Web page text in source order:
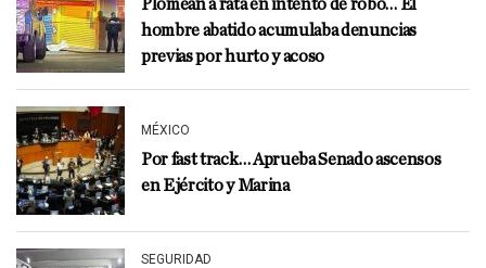
Plomean a rata en intento de robo… El
hombre abatido acumulaba denuncias
previas por hurto y acoso
MÉXICO
Por fast track… Aprueba Senado ascensos
en Ejército y Marina
SEGURIDAD